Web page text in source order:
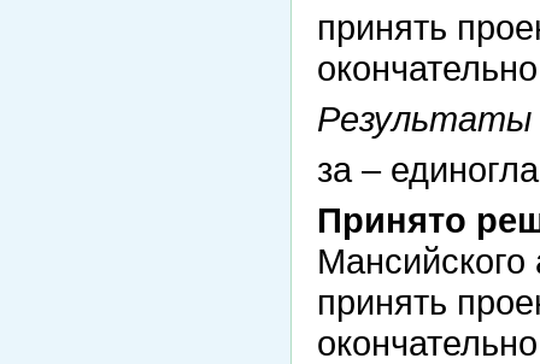
принять
Результаты
за –
Принято
принять